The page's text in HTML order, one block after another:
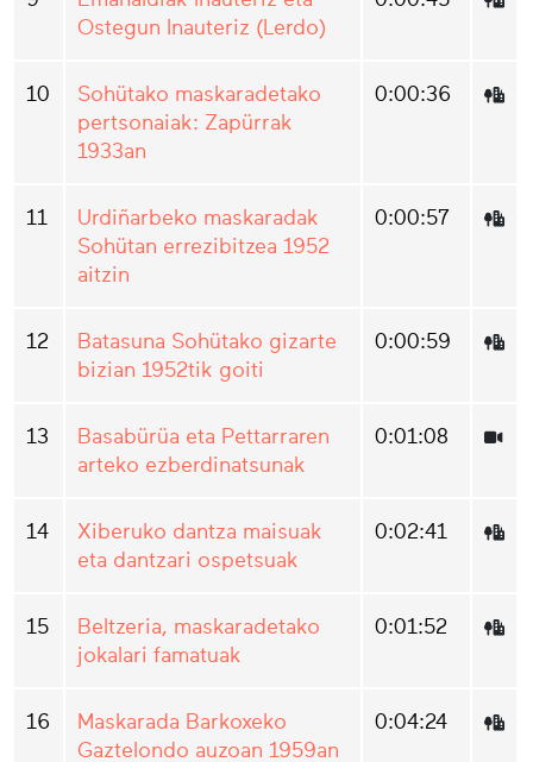
Ostegun Inauteriz (Lerdo)
10
Sohütako maskaradetako
pertsonaiak: Zapürrak
1933an
0:00:36
11
Urdiñarbeko maskaradak
Sohütan errezibitzea 1952
aitzin
0:00:57
12
Batasuna Sohütako gizarte
bizian 1952tik goiti
0:00:59
13
Basabürüa eta Pettarraren
arteko ezberdinatsunak
0:01:08
14
Xiberuko dantza maisuak
eta dantzari ospetsuak
0:02:41
15
Beltzeria, maskaradetako
jokalari famatuak
0:01:52
16
Maskarada Barkoxeko
Gaztelondo auzoan 1959an
0:04:24